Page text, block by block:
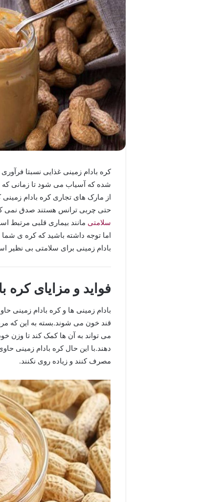
کره بادام زمینی غذایی نسبتا
شده که آسیاب می شود تا زمانی که
از مارک های تجاری کره بادام
حتی چربی ترانس هستند صدق نمی
سلامتی مانند بیماری قلبی مرتبط
اما توجه داشته باشید که کره ی
بادام زمینی برای سلامتی بی نظیر
فواید و مزایای کره
بادام زمینی ها و کره بادام
قند خون می شوند.بسته به این که
می تواند به آن ها کمک کند تا وزن
دهند.با این حال کره بادام زمینی
مصرف کنند و زیاده روی نکنند.